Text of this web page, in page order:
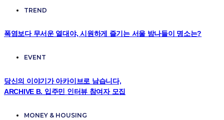
TREND
폭염보다 무서운 열대야, 시원하게 즐기는 서울 밤나들이 명소는?
EVENT
당신의 이야기가 아카이브로 남습니다,
ARCHIVE B. 입주민 인터뷰 참여자 모집
MONEY & HOUSING